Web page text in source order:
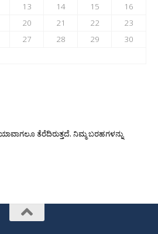
13 14 15
16
20 21 22
23
27 28 29
30
ತೆರೆದಿರುತ್ತದೆ. ನಿಮ್ಮ ಬರಹಗಳನ್ನು